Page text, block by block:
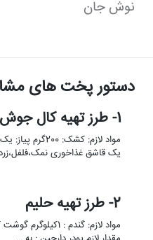
نوش جان
دستور پخت های
1- طرز تهیه کال جوش و یا کله جوش
مواد لازم: کشک:
یک قاشق غذاخوری
2- طرز تهیه حلیم